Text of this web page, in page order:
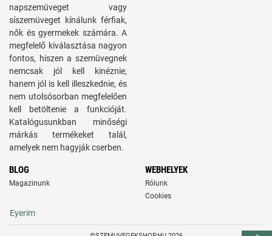
napszemüveget vagy
síszemüveget kínálunk férfiak,
nők és gyermekek számára. A
megfelelő kiválasztása nagyon
fontos, hiszen a szemüvegnek
nemcsak jól kell kinéznie,
hanem jól is kell illeszkednie, és
nem utolsósorban megfelelően
kell betöltenie a funkcióját.
Katalógusunkban minőségi
márkás termékeket talál,
amelyek nem hagyják cserben.
BLOG
Magazinunk
WEBHELYEK
Rólunk
Cookies
Eyerim